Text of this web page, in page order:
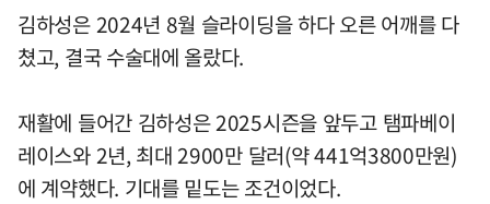
김하성은 2024년 8월 슬라이딩을 하다 오른 어깨를 다
쳤고, 결국 수술대에 올랐다.
재활에 들어간 김하성은 2025시즌을 앞두고 탬파베이
레이스와 2년, 최대 2900만 달러(약 441억3800만원)
에 계약했다. 기대를 밑도는 조건이었다.